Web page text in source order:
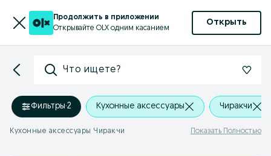
Продолжить в приложении
Открывайте OLX одним касанием
Открыть
Что ищете?
Фильтры·2 Кухонные аксессуары Чиракчи
Кухонные аксессуары Чиракчи Показать Полностью